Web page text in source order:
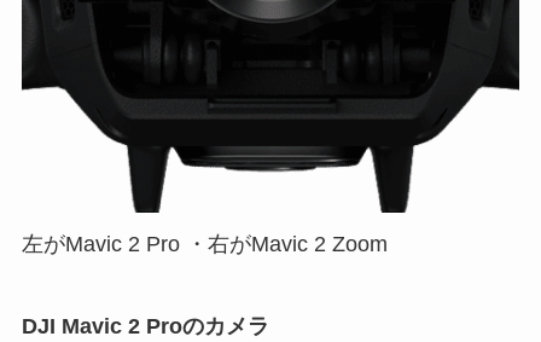
左がMavic 2 Pro ・右がMavic 2 Zoom
DJI Mavic 2 Proのカメラ